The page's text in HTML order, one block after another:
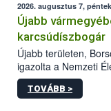
2026. augusztus 7, péntek
Újabb
karcsúdíszbogár
Újabb területen,
igazolta a Nemzeti
kőrisrontó
kártevőt nem csak
TOVÁBB >